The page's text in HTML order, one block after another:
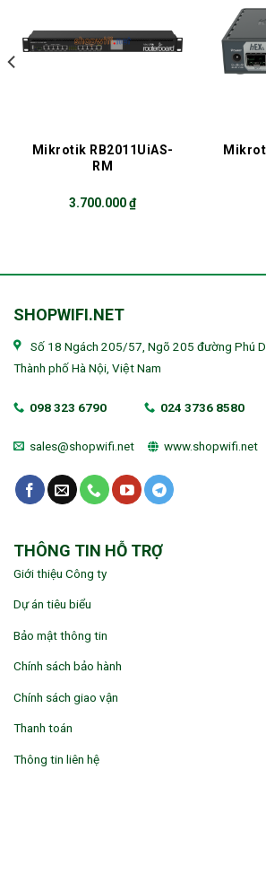
Mikrotik RB2011UiAS-
RM
3.700.000₫
SHOPWIFI.NET
Số 18 Ngách 205/57, Ngõ 205 đường Phú
Thành phố Hà Nội, Việt Nam
098 323 6790 024 3736 8580
sales@shopwifi.net www.shopwifi.net
THÔNG TIN HỖ TRỢ
Giới thiệu Công ty
Dự án tiêu biểu
Bảo mật thông tin
Chính sách bảo hành
Chính sách giao vận
Thanh toán
Thông tin liên hệ